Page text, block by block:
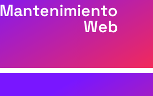
Mantenimiento
Web